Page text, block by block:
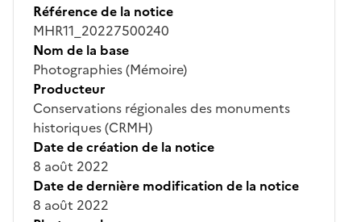
Référence de la notice
MHR11_20227500240
Nom de la base
Photographies (Mémoire)
Producteur
Conservations régionales des monuments
historiques (CRMH)
Date de création de la notice
8 août 2022
Date de dernière modification de la notice
8 août 2022